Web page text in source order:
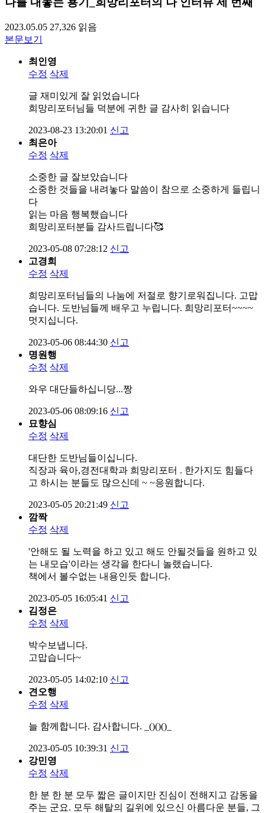
2023.05.05 27,326 읽음
본문보기
최인영
수정 삭제
글 재미있게 잘 읽었습니다
희망리포터님들 덕분에 귀한 글 감사히 읽습니다
2023-08-23 13:20:01 신고
최은아
수정 삭제
소중한 글 잘보았습니다
소중한 것들을 내려놓다 말씀이 참으로 소중하게 들립니
다
읽는 마음 행복했습니다
희망리포터분들 감사드립니다🥰
2023-05-08 07:28:12 신고
고경희
수정 삭제
희망리포터님들의 나눔에 저절로 향기로워집니다. 고맙
습니다. 도반님들께 배우고 누립니다. 희망리포터~~~~
멋지십니다.
2023-05-06 08:44:30 신고
명원행
수정 삭제
와우 대단들하십니당...짱
2023-05-06 08:09:16 신고
묘향심
수정 삭제
대단한 도반님들이십니다.
직장과 육아,경전대학과 희망리포터 . 한가지도 힘들다
고 하시는 분들도 많으신데 ~ ~응원합니다.
2023-05-05 20:21:49 신고
깜짝
수정 삭제
'안해도 될 노력을 하고 있고 해도 안될것들을 원하고 있
는 내모습'이라는 생각을 한다니 놀랬습니다.
책에서 볼수없는 내용인듯 합니다.
2023-05-05 16:05:41 신고
김정은
수정 삭제
박수보냅니다.
고맙습니다~
2023-05-05 14:02:10 신고
견오행
수정 삭제
늘 함께합니다. 감사합니다. _()()()_
2023-05-05 10:39:31 신고
강민영
수정 삭제
한 분 한 분 모두 짧은 글이지만 진심이 전해지고 감동을
주는 군요. 모두 해탈의 길위에 있으신 아름다운 분들, 그